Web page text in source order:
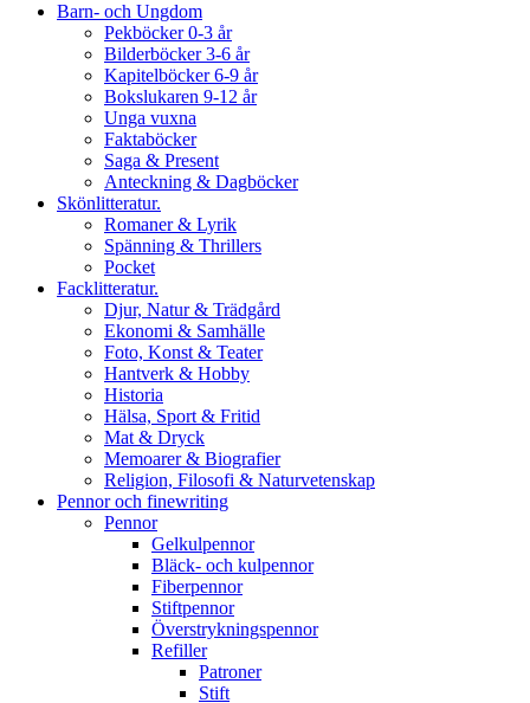
Barn- och Ungdom
Pekböcker 0-3 år
Bilderböcker 3-6 år
Kapitelböcker 6-9 år
Bokslukaren 9-12 år
Unga vuxna
Faktaböcker
Saga & Present
Anteckning & Dagböcker
Skönlitteratur.
Romaner & Lyrik
Spänning & Thrillers
Pocket
Facklitteratur.
Djur, Natur & Trädgård
Ekonomi & Samhälle
Foto, Konst & Teater
Hantverk & Hobby
Historia
Hälsa, Sport & Fritid
Mat & Dryck
Memoarer & Biografier
Religion, Filosofi & Naturvetenskap
Pennor och finewriting
Pennor
Gelkulpennor
Bläck- och kulpennor
Fiberpennor
Stiftpennor
Överstrykningspennor
Refiller
Patroner
Stift